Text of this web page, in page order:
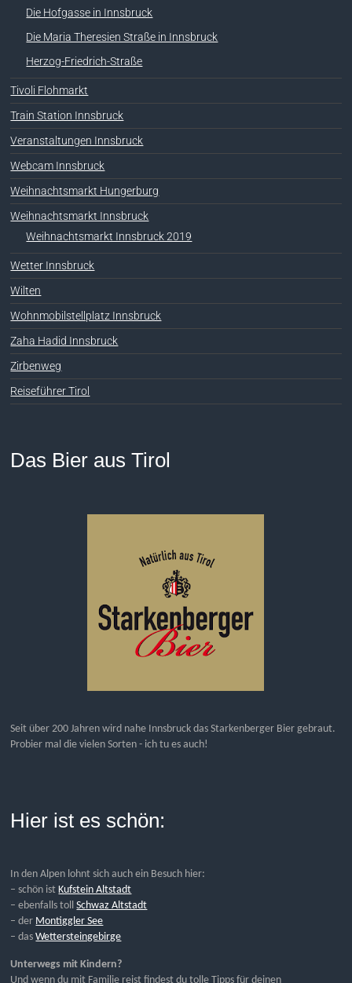
Die Hofgasse in Innsbruck
Die Maria Theresien Straße in Innsbruck
Herzog-Friedrich-Straße
Tivoli Flohmarkt
Train Station Innsbruck
Veranstaltungen Innsbruck
Webcam Innsbruck
Weihnachtsmarkt Hungerburg
Weihnachtsmarkt Innsbruck
Weihnachtsmarkt Innsbruck 2019
Wetter Innsbruck
Wilten
Wohnmobilstellplatz Innsbruck
Zaha Hadid Innsbruck
Zirbenweg
Reiseführer Tirol
Das Bier aus Tirol
Seit über 200 Jahren wird nahe Innsbruck das Starkenberger Bier gebraut.
Probier mal die vielen Sorten - ich tu es auch!
Hier ist es schön:
In den Alpen lohnt sich auch ein Besuch hier:
– schön istKufstein Altstadt
– ebenfalls tollSchwaz Altstadt
– der Montiggler See
– dasWettersteingebirge
Unterwegs mit Kindern?
Und wenn du mit Familie reist findest du tolle Tipps für deinen